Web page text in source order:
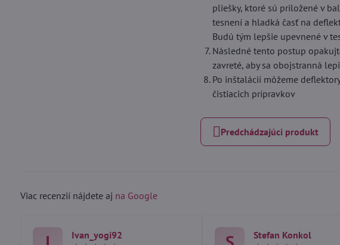
pliešky, ktoré sú priložené v
tesnení a hladká časť na
Budú tým lepšie upevnené v
Následné tento postup
zavreté, aby sa obojstranná
Po inštalácií môžeme
čistiacich prípravkov
Predchádzajúci produkt
Viac recenzií nájdete aj na Google
Ivan_yogi92
Stefan Konkol